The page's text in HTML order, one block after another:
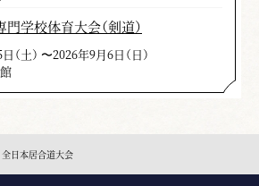
学校体育大会（剣道）
（土） 〜2026年9月6日（日）
日本居合道大会